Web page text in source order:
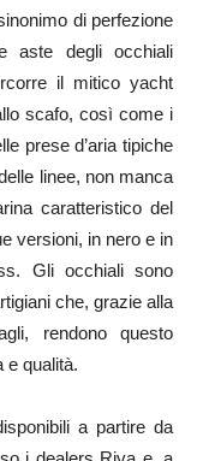
di perfezione
aste degli occhiali
il mitico yacht
scafo, così come i
prese d’aria tipiche
linee, non manca
caratteristico del
versioni, in nero e in
Gli occhiali sono
che, grazie alla
rendono questo
e qualità.
a partire da